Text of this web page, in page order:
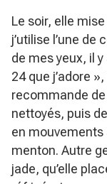
Le soir, elle
j’utilise l’une
de mes yeux, il
24 que j’adore »
recommande
nettoyés, puis
en
menton. Autre
jade, qu’elle